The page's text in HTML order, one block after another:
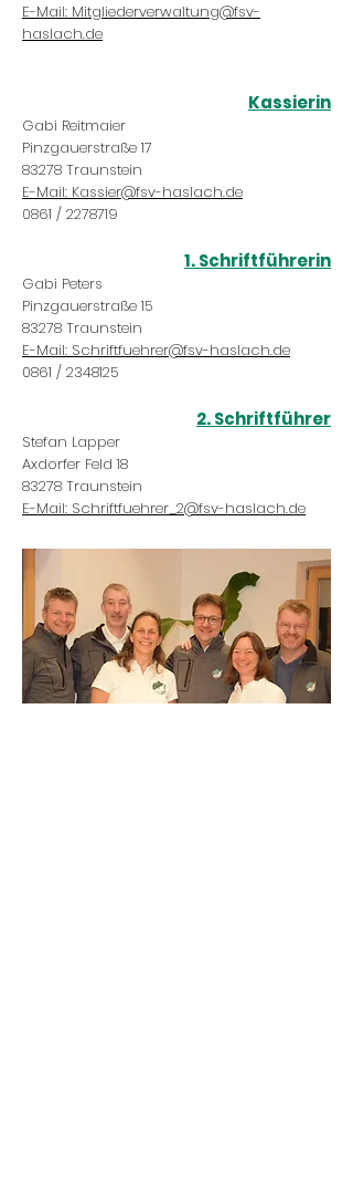
E-Mail: Mitgliederverwaltung@fsv-
haslach.de
Kassierin
Gabi Reitmaier
Pinzgauerstraße 17
83278 Traunstein
E-Mail: Kassier@fsv-haslach.de
0861 / 2278719
1. Schriftführerin
Gabi Peters
Pinzgauerstraße 15
83278 Traunstein
E-Mail: Schriftfuehrer@fsv-haslach.de
0861 / 2348125
2. Schriftführer
Stefan Lapper
Axdorfer Feld 18
83278 Traunstein
E-Mail: Schriftfuehrer_2@fsv-haslach.de